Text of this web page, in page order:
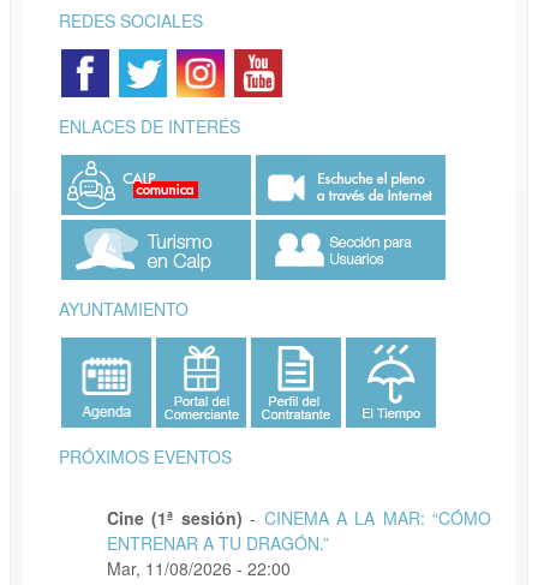
REDES SOCIALES
ENLACES DE INTERÉS
AYUNTAMIENTO
PRÓXIMOS EVENTOS
Cine (1ª sesión) - CINEMA A LA MAR: “CÓMO
ENTRENAR A TU DRAGÓN.”
Mar, 11/08/2026 - 22:00